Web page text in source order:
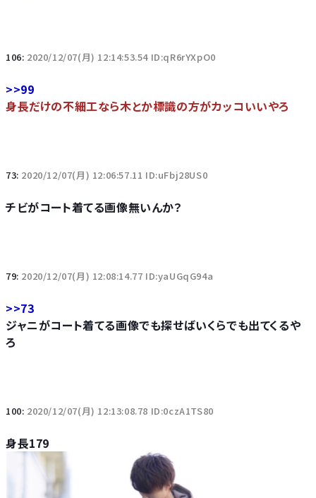
106: 2020/12/07(月) 12:14:53.54 ID:qR6rYXpO0
>>99
身長だけの不細工なら木とか標識の方がカッコいいやろ
73: 2020/12/07(月) 12:06:57.11 ID:uFbj28US0
チビがコート着てる画像無いんか？
79: 2020/12/07(月) 12:08:14.77 ID:yaUGqG94a
>>73
ジャニがコート着てる画像でも探せばいくらでも出てくるや
ろ
100: 2020/12/07(月) 12:13:08.78 ID:0czA1TS80
身長179